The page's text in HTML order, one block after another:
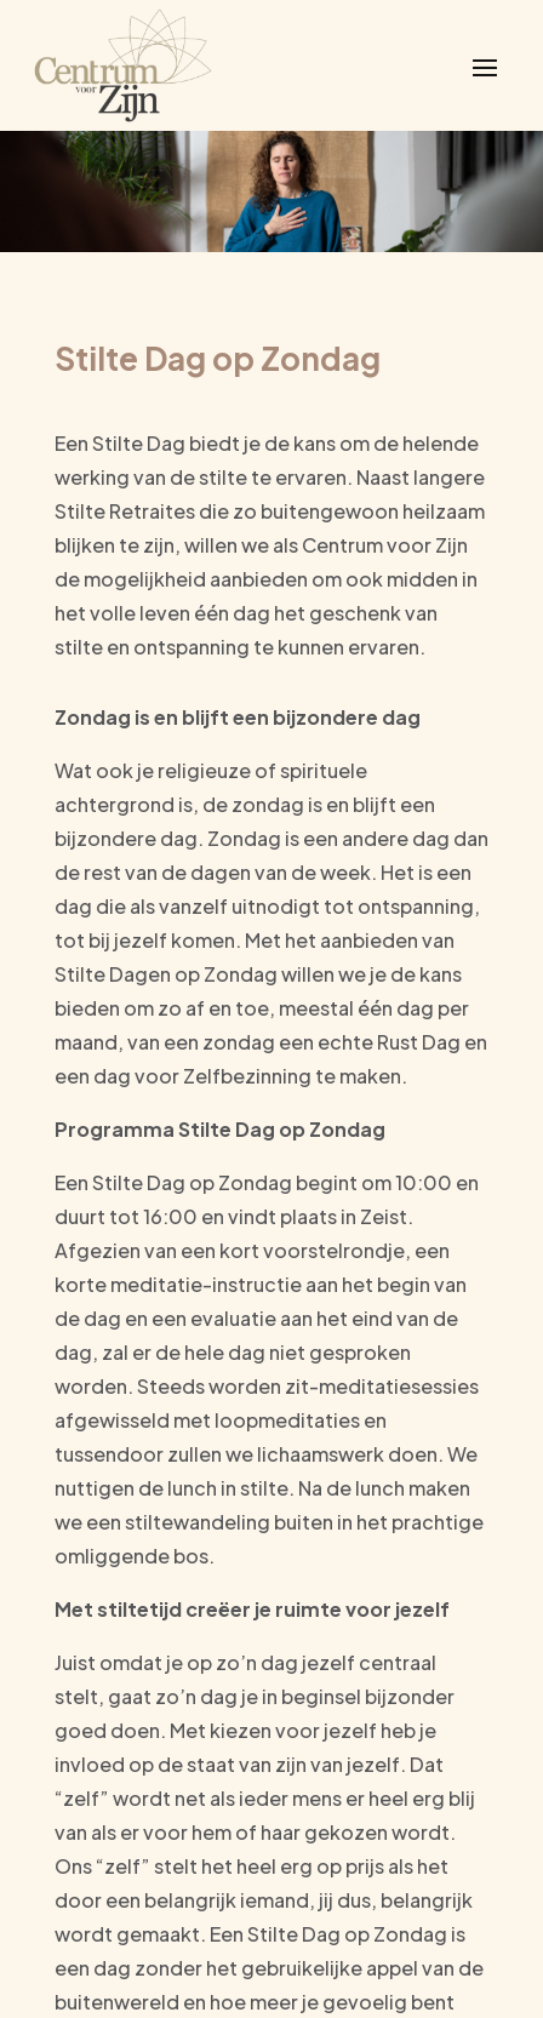
Stilte Dag op Zondag
Een Stilte Dag biedt je de kans om de helende
werking van de stilte te ervaren. Naast langere
Stilte Retraites die zo buitengewoon heilzaam
blijken te zijn, willen we als Centrum voor Zijn
de mogelijkheid aanbieden om ook midden in
het volle leven één dag het geschenk van
stilte en ontspanning te kunnen ervaren.
Zondag is en blijft een bijzondere dag
Wat ook je religieuze of spirituele
achtergrond is, de zondag is en blijft een
bijzondere dag. Zondag is een andere dag dan
de rest van de dagen van de week. Het is een
dag die als vanzelf uitnodigt tot ontspanning,
tot bij jezelf komen. Met het aanbieden van
Stilte Dagen op Zondag willen we je de kans
bieden om zo af en toe, meestal één dag per
maand, van een zondag een echte Rust Dag en
een dag voor Zelfbezinning te maken.
Programma Stilte Dag op Zondag
Een Stilte Dag op Zondag begint om 10:00 en
duurt tot 16:00 en vindt plaats in Zeist.
Afgezien van een kort voorstelrondje, een
korte meditatie-instructie aan het begin van
de dag en een evaluatie aan het eind van de
dag, zal er de hele dag niet gesproken
worden. Steeds worden zit-meditatiesessies
afgewisseld met loopmeditaties en
tussendoor zullen we lichaamswerk doen. We
nuttigen de lunch in stilte. Na de lunch maken
we een stiltewandeling buiten in het prachtige
omliggende bos.
Met stiltetijd creëer je ruimte voor jezelf
Juist omdat je op zo’n dag jezelf centraal
stelt, gaat zo’n dag je in beginsel bijzonder
goed doen. Met kiezen voor jezelf heb je
invloed op de staat van zijn van jezelf. Dat
“zelf” wordt net als ieder mens er heel erg blij
van als er voor hem of haar gekozen wordt.
Ons “zelf” stelt het heel erg op prijs als het
door een belangrijk iemand, jij dus, belangrijk
wordt gemaakt. Een Stilte Dag op Zondag is
een dag zonder het gebruikelijke appel van de
buitenwereld en hoe meer je gevoelig bent